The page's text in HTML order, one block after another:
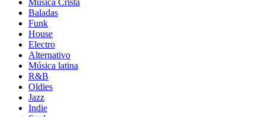
Música Cristã
Baladas
Funk
House
Electro
Alternativo
Música latina
R&B
Oldies
Jazz
Indie